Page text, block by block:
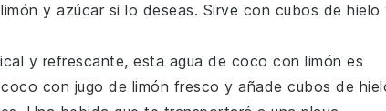
y azúcar si lo deseas. Sirve con cubos de hielo
y refrescante, esta agua de coco con limón es
con jugo de limón fresco y añade cubos de